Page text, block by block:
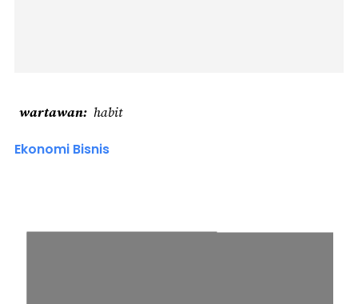
wartawan habit
Ekonomi Bisnis